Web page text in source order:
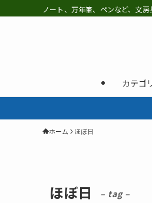
ノート、万年筆、ペンなど、文
カテゴ
ホーム ほぼ日
ほぼ日 – tag –